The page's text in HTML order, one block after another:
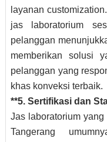
layanan
jas laboratorium
pelanggan
memberikan solusi
pelanggan yang
khas konveksi terbaik.
**5. Sertifikasi dan
Jas laboratorium
Tangerang